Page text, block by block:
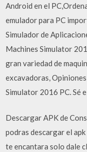
Android en el
emulador para PC
Simulador de
Machines Simulator
gran variedad de
excavadoras,
Simulator 2016 PC. Sé
Descargar APK de
podras descargar el
te encantara solo dale